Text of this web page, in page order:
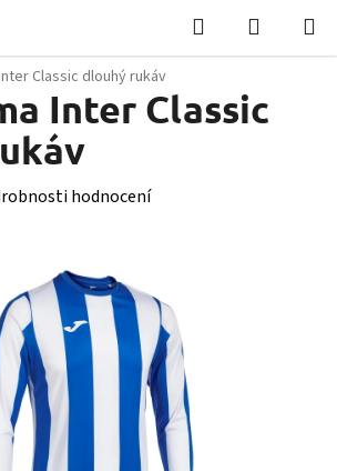
Hledat
KOŠÍK
Classic dlouhý rukáv
Inter Classic
hodnocení